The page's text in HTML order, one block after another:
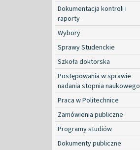
Dokumentacja kontroli i
raporty
Wybory
Sprawy Studenckie
Szkoła doktorska
Postępowania w sprawie
nadania stopnia naukowego
Praca w Politechnice
Zamówienia publiczne
Programy studiów
Dokumenty publiczne